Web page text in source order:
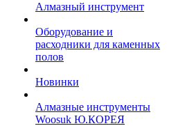
Алмазный инструмент
Оборудование и
расходники для каменных
полов
Новинки
Алмазные инструменты
Woosuk Ю.КОРЕЯ